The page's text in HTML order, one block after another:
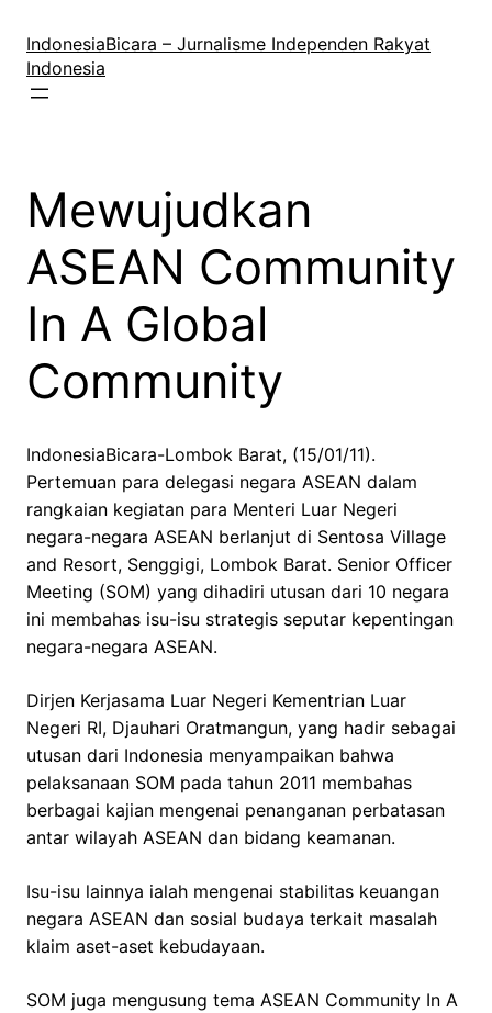
konten
IndonesiaBicara – Jurnalisme Independen Rakyat
Indonesia
Mewujudkan
ASEAN Community
In A Global
Community
IndonesiaBicara-Lombok Barat, (15/01/11).
Pertemuan para delegasi negara ASEAN dalam
rangkaian kegiatan para Menteri Luar Negeri
negara-negara ASEAN berlanjut di Sentosa Village
and Resort, Senggigi, Lombok Barat. Senior Officer
Meeting (SOM) yang dihadiri utusan dari 10 negara
ini membahas isu-isu strategis seputar kepentingan
negara-negara ASEAN.
Dirjen Kerjasama Luar Negeri Kementrian Luar
Negeri RI, Djauhari Oratmangun, yang hadir sebagai
utusan dari Indonesia menyampaikan bahwa
pelaksanaan SOM pada tahun 2011 membahas
berbagai kajian mengenai penanganan perbatasan
antar wilayah ASEAN dan bidang keamanan.
Isu-isu lainnya ialah mengenai stabilitas keuangan
negara ASEAN dan sosial budaya terkait masalah
klaim aset-aset kebudayaan.
SOM juga mengusung tema ASEAN Community In A